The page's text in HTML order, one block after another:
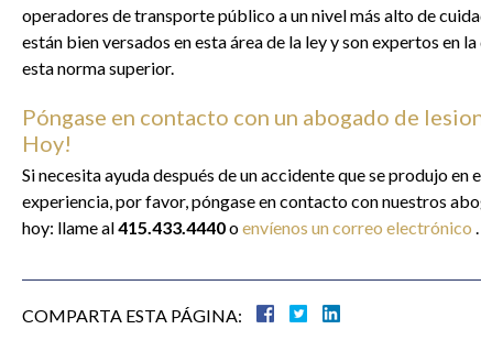
operadores de transporte público a un nivel más alto de
están bien versados ​​en esta área de la ley y son expertos en
esta norma superior.
Póngase en contacto con un abogado de
Hoy!
Si necesita ayuda después de un accidente que se produjo
experiencia, por favor, póngase en contacto con nuestros
hoy: llame al415.433.4440oenvíenos un correo electrónico .
COMPARTA ESTA PÁGINA: